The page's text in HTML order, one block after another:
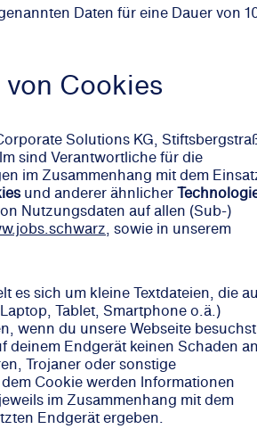
Daten für eine Dauer von
Cookies
Solutions KG,
sind Verantwortliche für die
im Zusammenhang mit dem
und anderer ähnlicher
Nutzungsdaten auf allen (Sub-)
, sowie in unserem
es sich um kleine Textdateien, die
Tablet, Smartphone o.ä.)
wenn du unsere Webseite
deinem Endgerät keinen Schaden
Trojaner oder sonstige
Cookie werden Informationen
im Zusammenhang mit dem
Endgerät ergeben.